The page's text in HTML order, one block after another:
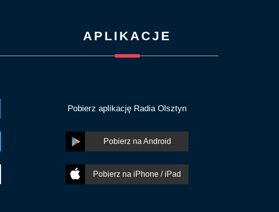
APLIKACJE
Pobierz aplikację Radia Olsztyn
Pobierz na Android
Pobierz na iPhone / iPad